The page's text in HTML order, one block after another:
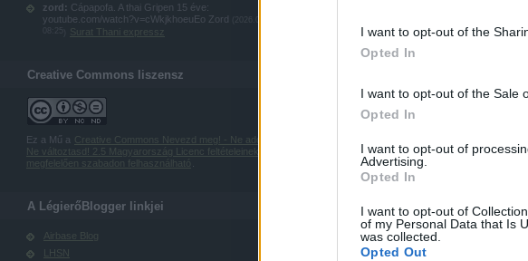
I want to opt-out of the
Opted In
I want to opt-out of the Sale
Opted In
I want to opt-out of
Advertising.
Opted In
I want to opt-out of
of my Personal Data that Is
was collected.
Opted Out
zord: Cápapofa. A thai Gripen 15 éve:
youtube.com/watch?v=cWkjkhoeuEo Zord
Surat Thani expressz
Creative Commons liszensz
Ez a Mű a Creative Commons Nevezd meg! - Ne add el! -
Ne változtasd! 2.5 Magyarország Licenc feltételeinek
megfelelően szabadon felhasználható
A LégierőBlogger linkjei
Airbase Blog
LHSN